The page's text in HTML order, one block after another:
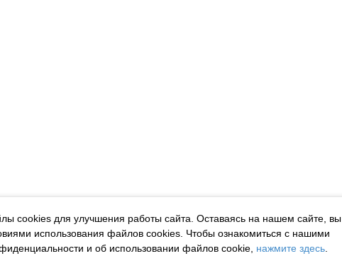
cookies для улучшения работы сайта. Оставаясь на нашем сайте, вы
использования файлов cookies. Чтобы ознакомиться с нашими
и об использовании файлов cookie, нажмите здесь